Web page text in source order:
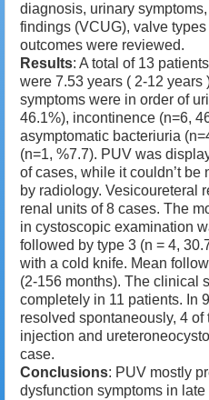
diagnosis, urinary
findings (VCUG), valve
outcomes were reviewed.
Results: A total of 13
were 7.53 years ( 2-12 years
symptoms were in order of
46.1%), incontinence (n=6,
asymptomatic bacteriuria
(n=1, %7.7). PUV was
of cases, while it couldn’t be
by radiology. Vesicoureteral
renal units of 8 cases. The
in cystoscopic examination
followed by type 3 (n = 4,
with a cold knife. Mean
(2-156 months). The clinical
completely in 11 patients. In
resolved spontaneously, 4
injection and
case.
Conclusions: PUV mostly
dysfunction symptoms in